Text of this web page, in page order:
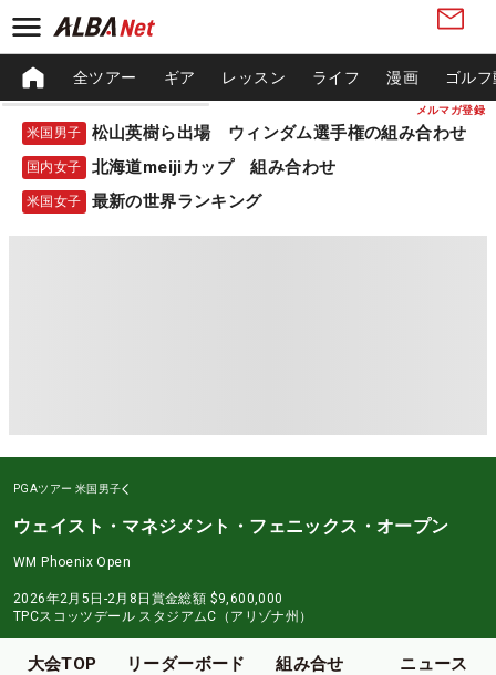
メルマガ登録
全ツアー ギア レッスン ライフ 漫画 ゴル
米国男子 松山英樹ら出場 ウィンダム選手権の組み合わせ
国内女子 北海道meijiカップ 組み合わせ
米国女子 最新の世界ランキング
PGAツアー 米国男子
ウェイスト・マネジメント・フェニックス・オープン
WM Phoenix Open
2026年2月5日-2月8日 賞金総額 $9,600,000
TPCスコッツデール スタジアムC（アリゾナ州）
大会TOP リーダーボード 組み合せ ニュース